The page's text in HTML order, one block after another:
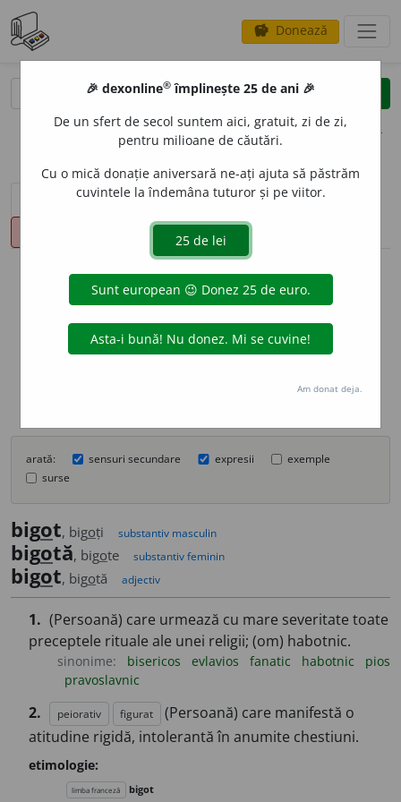
savings Donează
clear
opțiuni
sinteza definițiilor (1) definiții (15)
declinări
info
Aceste definiții sunt compilate de
echipa dexonline. Definițiile
originale se află pe filadefiniții.
Puteți reordona filele pe pagina de
arată: sensuri secundare expresii
exemple
surse
bigot, bigoți substantiv masculin
bigotă, bigote substantiv feminin
bigot, bigotă adjectiv
1. (Persoană) care urmează cu mare severitate toate
preceptele rituale ale unei religii; (om) habotnic.
sinonime: bisericos evlavios fanatic habotnic
pios
pravoslavnic
2. peiorativ figurat
(Persoană) care manifestă o
atitudine rigidă, intolerantă în anumite chestiuni.
etimologie:
limba franceză bigot
🎉 dexonline® împlinește 25 de ani 🎉
De un sfert de secol suntem aici, gratuit, zi de zi,
pentru milioane de căutări.
Cu o mică donație aniversară ne-ați ajuta să păstrăm
cuvintele la îndemâna tuturor și pe viitor.
Am donat deja.